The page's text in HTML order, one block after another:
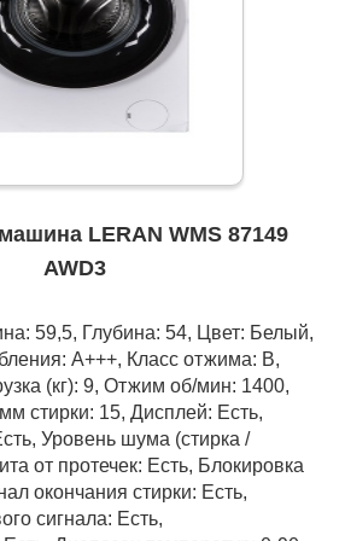
LERAN WMS 87149
AWD3
59,5, Глубина: 54, Цвет: Белый,
А+++, Класс отжима: B,
(кг): 9, Отжим об/мин: 1400,
стирки: 15, Дисплей: Есть,
Уровень шума (стирка /
от протечек: Есть, Блокировка
окончания стирки: Есть,
сигнала: Есть,